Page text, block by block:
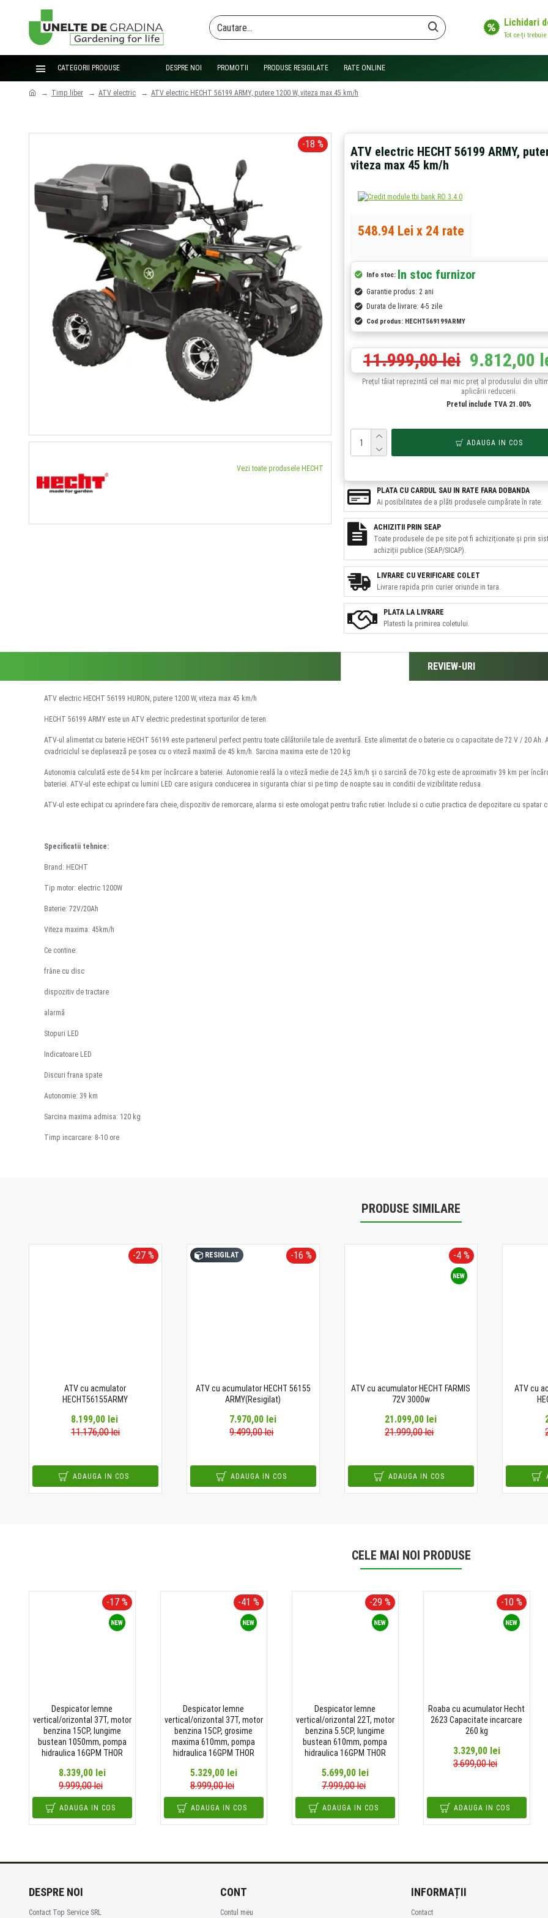
Lichidari
Tot ce-ți
CATEGORII PRODUSE DESPRE NOI PROMOTII PRODUSE RESIGILATE RATE ONLINE
Timp liber ATV electric ATV electric HECHT 56199 ARMY, putere 1200 W, viteza max 45 km/h
-18 %
Vezi toate produsele HECHT
ATV electric HECHT 56199 ARMY,
viteza max 45 km/h
Info stoc: In stoc furnizor
Garantie produs: 2 ani
Durata de livrare: 4-5 zile
Cod produs: HECHT569199ARMY
9.812,00
11.999,00 lei
Prețul tăiat reprezintă cel mai mic preț al produsului din
aplicării reducerii.
Pretul include TVA 21.00%
ADAUGA IN COS
548.94 Lei x 24 rate
PLATA LA LIVRARE
Platesti la primirea coletului.
LIVRARE CU VERIFICARE COLET
Livrare rapida prin curier oriunde in tara.
PLATA CU CARDUL SAU IN RATE FARA DOBANDA
Ai posibilitatea de a plăti produsele cumpărate în rate.
ACHIZITII PRIN SEAP
Toate produsele de pe site pot fi achiziționate și prin
achiziții publice (SEAP/SICAP).
REVIEW-URI
ATV electric HECHT 56199 HURON, putere 1200 W, viteza max 45 km/h
HECHT 56199 ARMY este un ATV electric predestinat sporturilor de teren.
ATV-ul alimentat cu baterie HECHT 56199 este partenerul perfect pentru toate călătoriile tale de aventură. Este alimentat de o baterie cu o capacitate de 72 V / 20
cvadriciclul se deplasează pe șosea cu o viteză maximă de 45 km/h. Sarcina maxima este de 120 kg
Autonomia calculată este de 54 km per încărcare a bateriei. Autonomie reală la o viteză medie de 24,5 km/h și o sarcină de 70 kg este de aproximativ 39 km per
bateriei. ATV-ul este echipat cu lumini LED care asigura conducerea in siguranta chiar si pe timp de noapte sau in conditii de vizibilitate redusa.
ATV-ul este echipat cu aprindere fara cheie, dispozitiv de remorcare, alarma si este omologat pentru trafic rutier. Include si o cutie practica de depozitare cu spatar
Specificatii tehnice:
Brand: HECHT
Tip motor: electric 1200W
Baterie: 72V/20Ah
Viteza maxima: 45km/h
Ce contine:
frâne cu disc
dispozitiv de tractare
alarmă
Stopuri LED
Indicatoare LED
Discuri frana spate
Autonomie: 39 km
Sarcina maxima admisa: 120 kg
Timp incarcare: 8-10 ore
PRODUSE SIMILARE
-27 %
ATV cu acmulator
HECHT56155ARMY
8.199,00 lei
11.176,00 lei
ADAUGA IN COS
RESIGILAT -16 %
ATV cu acumulator HECHT 56155
ARMY(Resigilat)
7.970,00 lei
9.499,00 lei
ADAUGA IN COS
-4 %
ATV cu acumulator HECHT FARMIS
72V 3000w
21.099,00 lei
21.999,00 lei
ADAUGA IN COS
ATV cu
CELE MAI NOI PRODUSE
-17 %
Despicator lemne
vertical/orizontal 37T, motor
benzina 15CP, lungime
bustean 1050mm, pompa
hidraulica 16GPM THOR
8.339,00 lei
9.999,00 lei
ADAUGA IN COS
-41 %
Despicator lemne
vertical/orizontal 37T, motor
benzina 15CP, grosime
maxima 610mm, pompa
hidraulica 16GPM THOR
5.329,00 lei
8.999,00 lei
ADAUGA IN COS
-29 %
Despicator lemne
vertical/orizontal 22T, motor
benzina 5.5CP, lungime
bustean 610mm, pompa
hidraulica 16GPM THOR
5.699,00 lei
7.999,00 lei
ADAUGA IN COS
-10 %
Roaba cu acumulator Hecht
2623 Capacitate incarcare
260 kg
3.329,00 lei
3.699,00 lei
ADAUGA IN COS
DESPRE NOI
Contact Top Service SRL
CONT
Contul meu
INFORMAȚII
Contact